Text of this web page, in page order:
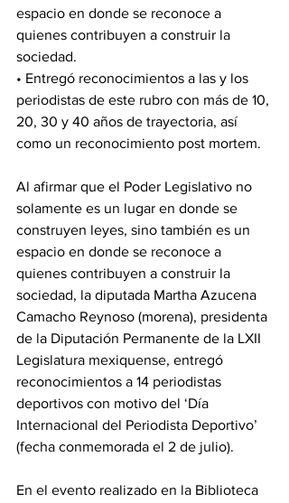
espacio en donde se reconoce a
quienes contribuyen a construir la
sociedad.
• Entregó reconocimientos a las y los
periodistas de este rubro con más de 10,
20, 30 y 40 años de trayectoria, así
como un reconocimiento post mortem.
Al afirmar que el Poder Legislativo no
solamente es un lugar en donde se
construyen leyes, sino también es un
espacio en donde se reconoce a
quienes contribuyen a construir la
sociedad, la diputada Martha Azucena
Camacho Reynoso (morena), presidenta
de la Diputación Permanente de la LXII
Legislatura mexiquense, entregó
reconocimientos a 14 periodistas
deportivos con motivo del ‘Día
Internacional del Periodista Deportivo’
(fecha conmemorada el 2 de julio).
En el evento realizado en la Biblioteca